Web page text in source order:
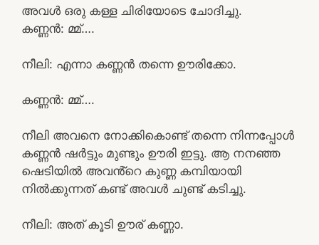
അവൾ ഒരു കള്ള ചിരിയോടെ ചോദിച്ചു.
കണ്ണൻ: മ്മ്….
നീലി: എന്നാ കണ്ണൻ തന്നെ ഊരിക്കോ.
കണ്ണൻ: മ്മ്….
നീലി അവനെ നോക്കികൊണ്ട് തന്നെ നിന്നപ്പോൾ
കണ്ണൻ ഷർട്ടും മുണ്ടും ഊരി ഇട്ടു. ആ നനഞ്ഞ
ഷെടിയിൽ അവൻ്റെ കുണ്ണ കമ്പിയായി
നിൽക്കുന്നത് കണ്ട് അവൾ ചുണ്ട് കടിച്ചു.
നീലി: അത് കൂടി ഊര് കണ്ണാ.